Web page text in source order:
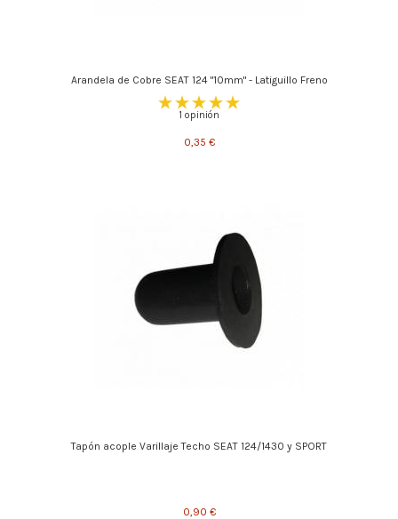
Arandela de Cobre SEAT 124 "10mm" - Latiguillo Freno
1 opinión
0,35 €
Tapón acople Varillaje Techo SEAT 124/1430 y SPORT
0,90 €